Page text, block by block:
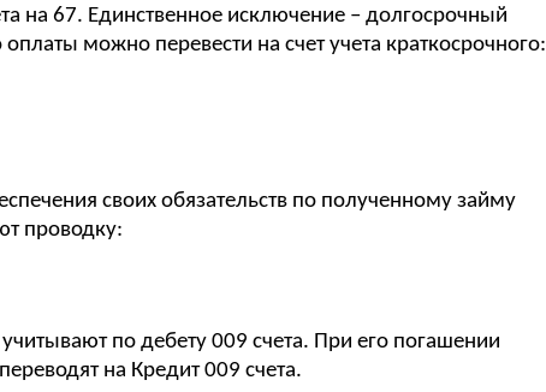
на 67. Единственное исключение – долгосрочный
можно перевести на счет учета краткосрочного:
своих обязательств по полученному займу
проводку:
по дебету 009 счета. При его погашении
на Кредит 009 счета.